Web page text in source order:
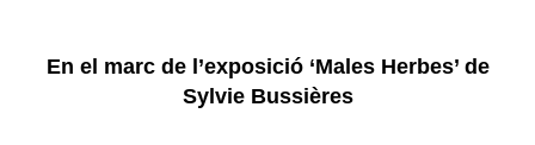
En el marc de l’exposició ‘Males Herbes’ de
Sylvie Bussières